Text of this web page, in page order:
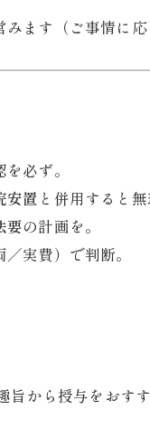
みます（ご事情に応
必ず。
安置 と併用すると無
要の計画を。
実費）で判断。
旨から授与をおすす